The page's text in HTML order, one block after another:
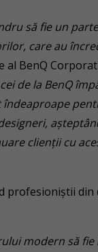
să fie un
care au
al BenQ
de la BenQ
clienții cu
profesioniștii din
modern să fie